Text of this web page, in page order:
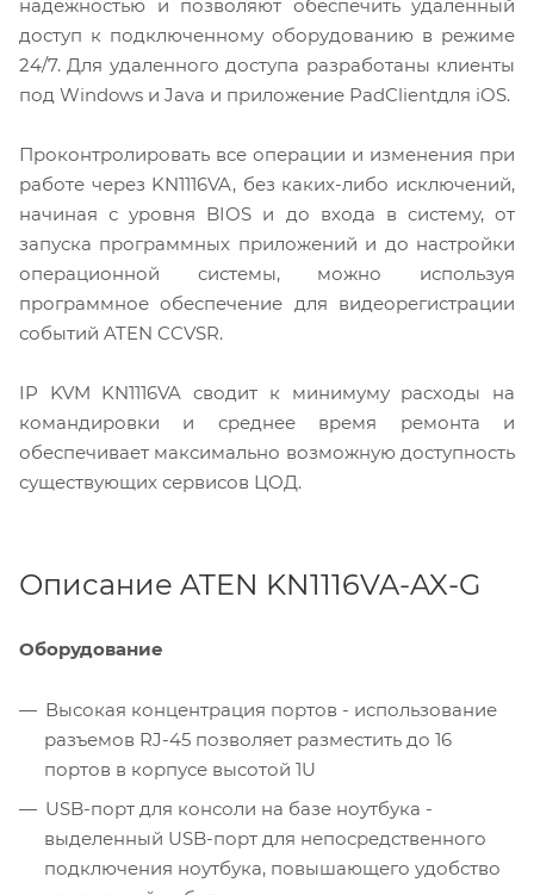
надежностью и позволяют обеспечить удаленный
доступ к подключенному оборудованию в режиме
24/7. Для удаленного доступа разработаны клиенты
под Windows и Java и приложение PadClientдля iOS.
Проконтролировать все операции и изменения при
работе через KN1116VA, без каких-либо исключений,
начиная с уровня BIOS и до входа в систему, от
запуска программных приложений и до настройки
операционной системы, можно используя
программное обеспечение для видеорегистрации
событий ATEN CCVSR.
IP KVM KN1116VA сводит к минимуму расходы на
командировки и среднее время ремонта и
обеспечивает максимально возможную доступность
существующих сервисов ЦОД.
Описание ATEN KN1116VA-AX-G
Оборудование
Высокая концентрация портов - использование
разъемов RJ-45 позволяет разместить до 16
портов в корпусе высотой 1U
USB-порт для консоли на базе ноутбука -
выделенный USB-порт для непосредственного
подключения ноутбука, повышающего удобство